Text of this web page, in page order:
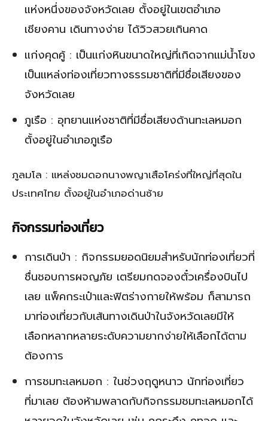
แห่งหนึ่งของจังหวัดเลย ตั้งอยู่ในเขตอำเภอ
เชียงคาน เดินทางง่าย ได้วิวสวยเกินคาด
แก่งคุดคู้ : เป็นแก่งหินขนาดใหญ่ที่เกิดจากแม่น้ำโขง
เป็นแหล่งท่องเที่ยวทางธรรมชาติที่มีชื่อเสียงของ
จังหวัดเลย
ภูเรือ : อุทยานแห่งชาติที่มีชื่อเสียงด้านทะเลหมอก
ตั้งอยู่ในอำเภอภูเรือ
ภูลมโล : แหล่งชมดอกนางพญาเสือโคร่งที่ใหญ่ที่สุดใน
ประเทศไทย ตั้งอยู่ในอำเภอด่านซ้าย
กิจกรรมท่องเที่ยว
การเดินป่า : กิจกรรมยอดนิยมสำหรับนักท่องเที่ยวที่
ชื่นชอบการผจญภัย เตรียมกดจองตั๋วเครื่องบินไป
เลย แพ็คกระเป๋าและฟิตร่างกายให้พร้อม ก็สามารถ
มาท่องเที่ยวกับเส้นทางเดินป่าในจังหวัดเลยมีให้
เลือกหลากหลายระดับความยากง่ายให้เลือกได้ตาม
ต้องการ
การชมทะเลหมอก : ในช่วงฤดูหนาว นักท่องเที่ยว
ที่มาเลย ต้องห้ามพลาดกับกิจกรรมชมทะเลหมอกได้